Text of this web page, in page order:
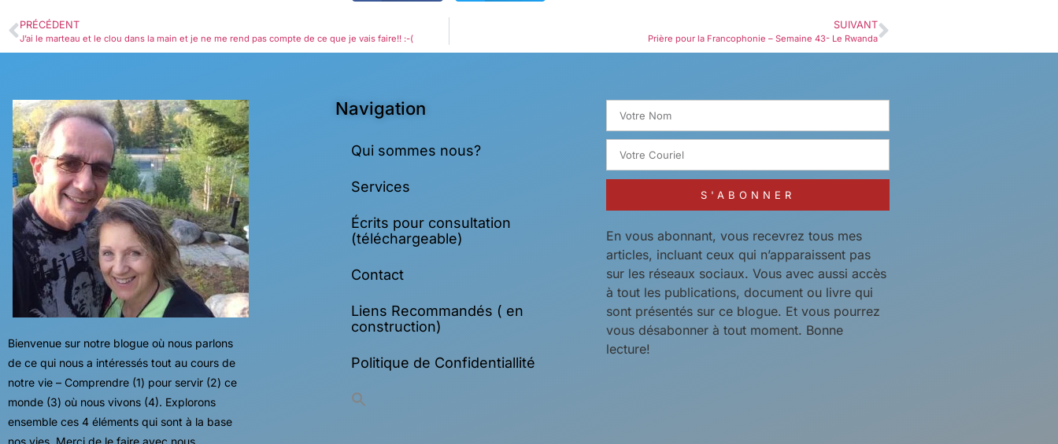
PRÉCÉDENT
J’ai le marteau et le clou dans la main et je ne me rend pas compte de ce que je vais faire!! :-(
SUIVANT
Prière pour la Francophonie – Semaine 43- Le Rwanda
Bienvenue sur notre blogue où nous parlons
de ce qui nous a intéressés tout au cours de
notre vie – Comprendre (1) pour servir (2) ce
monde (3) où nous vivons (4). Explorons
ensemble ces 4 éléments qui sont à la base
Navigation
Qui sommes nous?
Services
Écrits pour consultation
(téléchargeable)
Contact
Liens Recommandés ( en
construction)
Politique de Confidentiallité
S'ABONNER
En vous abonnant, vous recevrez tous mes
articles, incluant ceux qui n’apparaissent pas
sur les réseaux sociaux. Vous avec aussi accès
à tout les publications, document ou livre qui
sont présentés sur ce blogue. Et vous pourrez
vous désabonner à tout moment. Bonne
lecture!